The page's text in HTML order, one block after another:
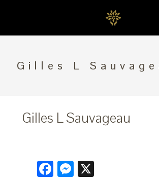
Gilles L
Gilles L Sauvageau
Facebook
Messenger